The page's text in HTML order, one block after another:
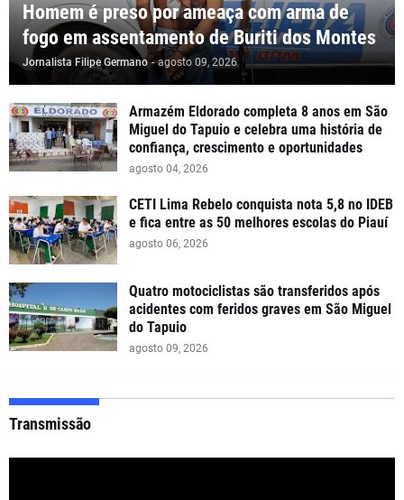
Homem é preso por ameaça com arma de
fogo em assentamento de Buriti dos Montes
Jornalista Filipe Germano - agosto 09, 2026
Armazém Eldorado completa 8 anos em São
Miguel do Tapuio e celebra uma história de
confiança, crescimento e oportunidades
agosto 04, 2026
CETI Lima Rebelo conquista nota 5,8 no IDEB
e fica entre as 50 melhores escolas do Piauí
agosto 06, 2026
Quatro motociclistas são transferidos após
acidentes com feridos graves em São Miguel
do Tapuio
agosto 09, 2026
Transmissão